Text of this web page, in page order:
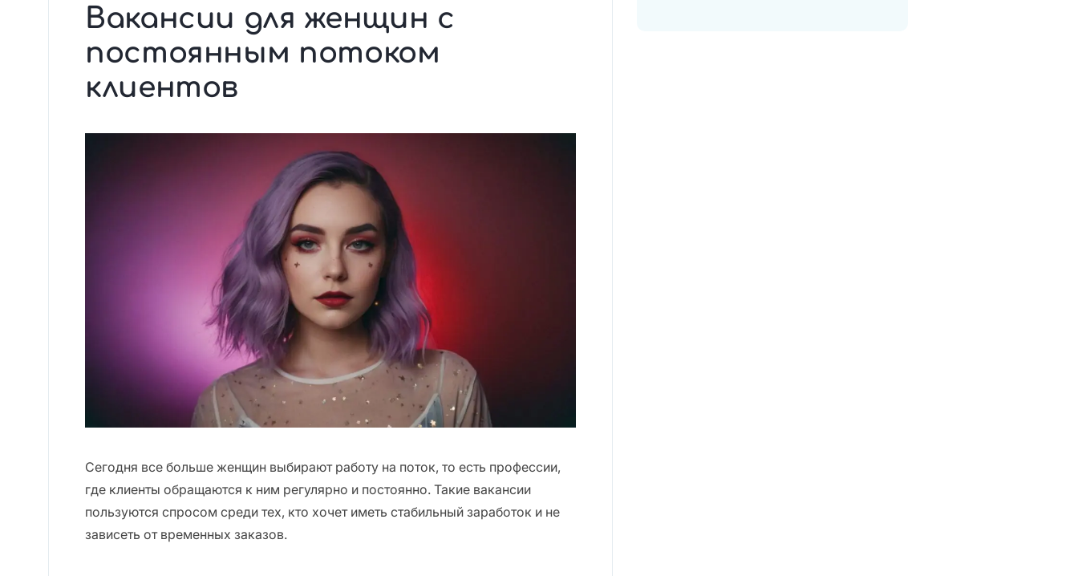
Вакансии для женщин с
постоянным потоком
клиентов
Сегодня все больше женщин выбирают работу на поток, то есть профессии,
где клиенты обращаются к ним регулярно и постоянно. Такие вакансии
пользуются спросом среди тех, кто хочет иметь стабильный заработок и не
зависеть от временных заказов.